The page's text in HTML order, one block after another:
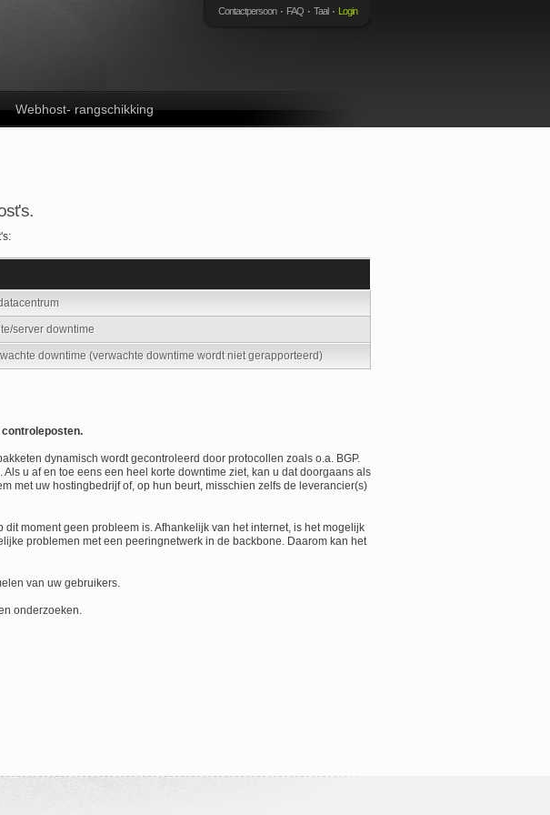
Contactpersoon FAQ Taal Login
Webhost- rangschikking
server downtime
downtime (verwachte downtime wordt niet gerapporteerd)
dynamisch wordt gecontroleerd door protocollen zoals o.a. BGP.
u af en toe eens een heel korte downtime ziet, kan u dat doorgaans als
met uw hostingbedrijf of, op hun beurt, misschien zelfs de leverancier(s)
moment geen probleem is. Afhankelijk van het internet, is het mogelijk
problemen met een peeringnetwerk in de backbone. Daarom kan het
van uw gebruikers.
onderzoeken.